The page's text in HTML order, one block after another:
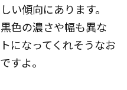
い傾向にあります。
色の濃さや幅も異な
になってくれそうなお
すよ。